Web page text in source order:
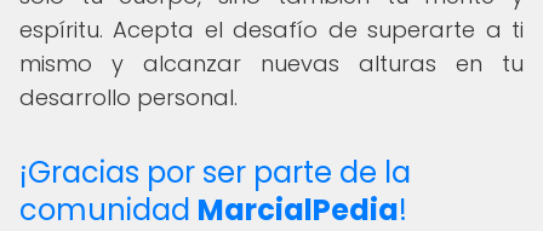
espíritu. Acepta el desafío de superarte a ti
mismo y alcanzar nuevas alturas en tu
desarrollo personal.
¡Gracias por ser parte de la
comunidad MarcialPedia!